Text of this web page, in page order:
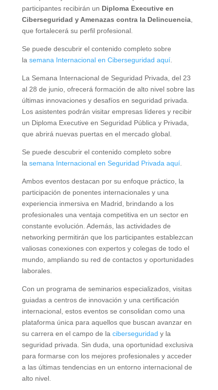
participantes recibirán un Diploma Executive en
Ciberseguridad y Amenazas contra la Delincuencia,
que fortalecerá su perfil profesional.
Se puede descubrir el contenido completo sobre
la semana Internacional en Ciberseguridad aquí.
La Semana Internacional de Seguridad Privada, del 23
al 28 de junio, ofrecerá formación de alto nivel sobre las
últimas innovaciones y desafíos en seguridad privada.
Los asistentes podrán visitar empresas líderes y recibir
un Diploma Executive en Seguridad Pública y Privada,
que abrirá nuevas puertas en el mercado global.
Se puede descubrir el contenido completo sobre
la semana Internacional en Seguridad Privada aquí.
Ambos eventos destacan por su enfoque práctico, la
participación de ponentes internacionales y una
experiencia inmersiva en Madrid, brindando a los
profesionales una ventaja competitiva en un sector en
constante evolución. Además, las actividades de
networking permitirán que los participantes establezcan
valiosas conexiones con expertos y colegas de todo el
mundo, ampliando su red de contactos y oportunidades
laborales.
Con un programa de seminarios especializados, visitas
guiadas a centros de innovación y una certificación
internacional, estos eventos se consolidan como una
plataforma única para aquellos que buscan avanzar en
su carrera en el campo de la ciberseguridad y la
seguridad privada. Sin duda, una oportunidad exclusiva
para formarse con los mejores profesionales y acceder
a las últimas tendencias en un entorno internacional de
alto nivel.